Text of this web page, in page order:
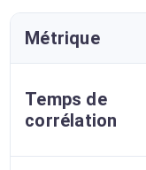
Métrique
Temps de
corrélation